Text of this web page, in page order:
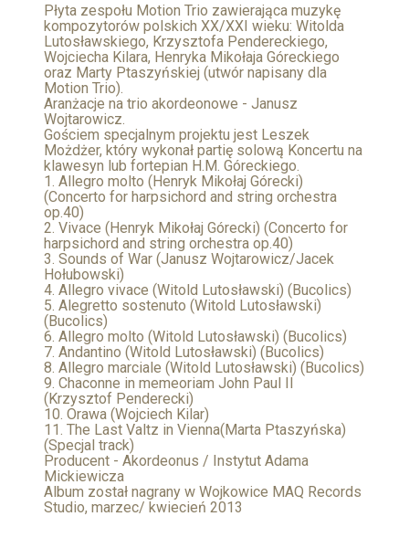
Płyta zespołu Motion Trio zawierająca muzykę
kompozytorów polskich XX/XXI wieku: Witolda
Lutosławskiego, Krzysztofa Pendereckiego,
Wojciecha Kilara, Henryka Mikołaja Góreckiego
oraz Marty Ptaszyńskiej (utwór napisany dla
Motion Trio).
Aranżacje na trio akordeonowe - Janusz
Wojtarowicz.
Gościem specjalnym projektu jest Leszek
Możdżer, który wykonał partię solową Koncertu na
klawesyn lub fortepian H.M. Góreckiego.
1. Allegro molto (Henryk Mikołaj Górecki)
(Concerto for harpsichord and string orchestra
op.40)
2. Vivace (Henryk Mikołaj Górecki) (Concerto for
harpsichord and string orchestra op.40)
3. Sounds of War (Janusz Wojtarowicz/Jacek
Hołubowski)
4. Allegro vivace (Witold Lutosławski) (Bucolics)
5. Alegretto sostenuto (Witold Lutosławski)
(Bucolics)
6. Allegro molto (Witold Lutosławski) (Bucolics)
7. Andantino (Witold Lutosławski) (Bucolics)
8. Allegro marciale (Witold Lutosławski) (Bucolics)
9. Chaconne in memeoriam John Paul II
(Krzysztof Penderecki)
10. Orawa (Wojciech Kilar)
11. The Last Valtz in Vienna(Marta Ptaszyńska)
(Specjal track)
Producent - Akordeonus / Instytut Adama
Mickiewicza
Album został nagrany w Wojkowice MAQ Records
Studio, marzec/ kwiecień 2013